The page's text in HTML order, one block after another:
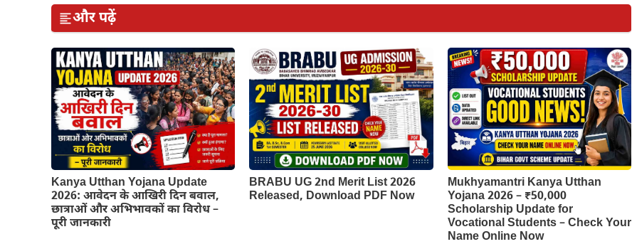
और पढ़ें
Kanya Utthan Yojana Update
2026: आवेदन के आखिरी दिन बवाल,
छात्राओं और अभिभावकों का विरोध –
पूरी जानकारी
BRABU UG 2nd Merit List 2026
Released, Download PDF Now
Mukhyamantri Kanya Utthan
Yojana 2026 – ₹50,000
Scholarship Update for
Vocational Students – Check Your
Name Online Now